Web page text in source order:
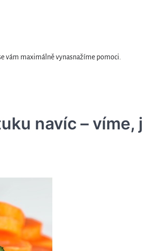
vám maximálně vynasnažíme pomoci.
navíc – víme,